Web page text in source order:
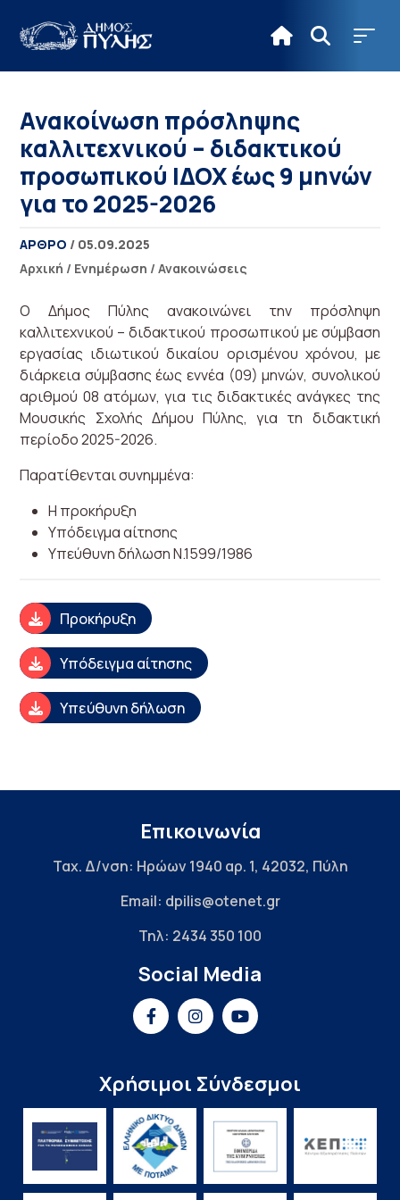
Ανακοίνωση πρόσληψης
καλλιτεχνικού – διδακτικού
προσωπικού ΙΔΟΧ έως 9 μηνών
για το 2025-2026
ΑΡΘΡΟ / 05.09.2025
Αρχική / Ενημέρωση /Ανακοινώσεις
Ο Δήμος Πύλης ανακοινώνει την πρόσληψη
καλλιτεχνικού – διδακτικού προσωπικού με σύμβαση
εργασίας ιδιωτικού δικαίου ορισμένου χρόνου, με
διάρκεια σύμβασης έως εννέα (09) μηνών, συνολικού
αριθμού 08 ατόμων, για τις διδακτικές ανάγκες της
Μουσικής Σχολής Δήμου Πύλης, για τη διδακτική
περίοδο 2025-2026.
Παρατίθενται συνημμένα:
H προκήρυξη
Υπόδειγμα αίτησης
Υπεύθυνη δήλωση Ν.1599/1986
Προκήρυξη
Υπόδειγμα αίτησης
Υπεύθυνη δήλωση
Επικοινωνία
Ταχ. Δ/νση: Ηρώων 1940 αρ. 1, 42032, Πύλη
Email: dpilis@otenet.gr
Τηλ: 2434 350 100
Social Media
Χρήσιμοι Σύνδεσμοι